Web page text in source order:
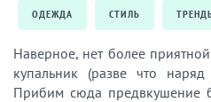
ОДЕЖДА СТИЛЬ
Наверное, нет более
купальник (разве что наряд
Прибим сюда предвкушение